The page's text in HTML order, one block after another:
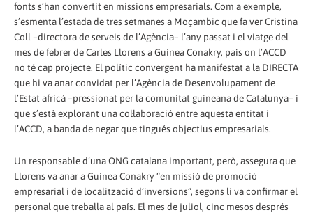
fonts s’han convertit en missions empresarials. Com a exemple,
s’esmenta l’estada de tres setmanes a Moçambic que fa ver Cristina
Coll –directora de serveis de l’Agència– l’any passat i el viatge del
mes de febrer de Carles Llorens a Guinea Conakry, país on l’ACCD
no té cap projecte. El polític convergent ha manifestat a la DIRECTA
que hi va anar convidat per l’Agència de Desenvolupament de
l’Estat africà –pressionat per la comunitat guineana de Catalunya– i
que s’està explorant una col·laboració entre aquesta entitat i
l’ACCD, a banda de negar que tingués objectius empresarials.
Un responsable d’una ONG catalana important, però, assegura que
Llorens va anar a Guinea Conakry “en missió de promoció
empresarial i de localització d’inversions”, segons li va confirmar el
personal que treballa al país. El mes de juliol, cinc mesos després